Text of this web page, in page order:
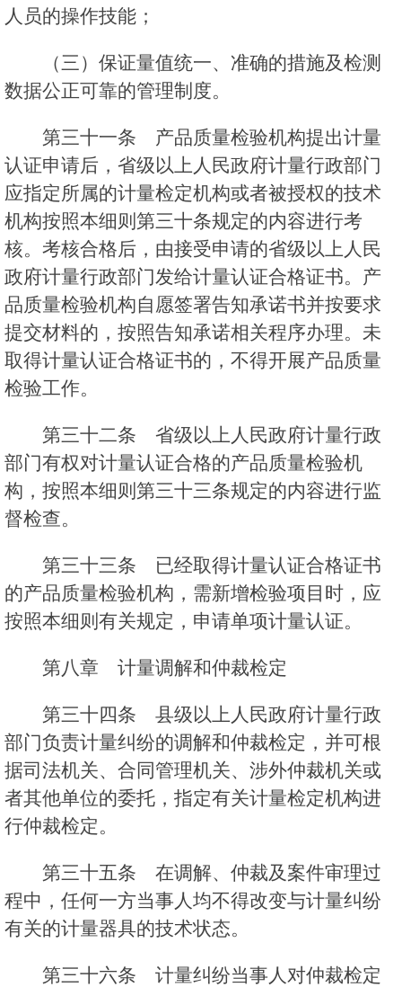
人员的操作技能；
（三）保证量值统一、准确的措施及检测
数据公正可靠的管理制度。
第三十一条 产品质量检验机构提出计量
认证申请后，省级以上人民政府计量行政部门
应指定所属的计量检定机构或者被授权的技术
机构按照本细则第三十条规定的内容进行考
核。考核合格后，由接受申请的省级以上人民
政府计量行政部门发给计量认证合格证书。产
品质量检验机构自愿签署告知承诺书并按要求
提交材料的，按照告知承诺相关程序办理。未
取得计量认证合格证书的，不得开展产品质量
检验工作。
第三十二条 省级以上人民政府计量行政
部门有权对计量认证合格的产品质量检验机
构，按照本细则第三十三条规定的内容进行监
督检查。
第三十三条 已经取得计量认证合格证书
的产品质量检验机构，需新增检验项目时，应
按照本细则有关规定，申请单项计量认证。
第八章 计量调解和仲裁检定
第三十四条 县级以上人民政府计量行政
部门负责计量纠纷的调解和仲裁检定，并可根
据司法机关、合同管理机关、涉外仲裁机关或
者其他单位的委托，指定有关计量检定机构进
行仲裁检定。
第三十五条 在调解、仲裁及案件审理过
程中，任何一方当事人均不得改变与计量纠纷
有关的计量器具的技术状态。
第三十六条 计量纠纷当事人对仲裁检定